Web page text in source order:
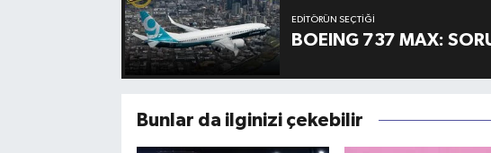
EDITÖRÜN SEÇTIĞI
BOEING 737 MAX:
Bunlar da ilginizi çekebilir